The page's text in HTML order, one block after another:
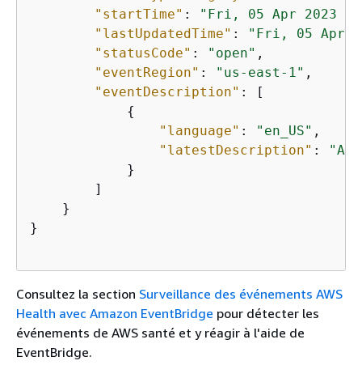
"startTime" :
"Fri, 05 Apr 2023
"lastUpdatedTime" :
"Fri, 05 Apr
"statusCode" : "open" ,
"eventRegion" : "us-east-1" ,
"eventDescription" : [
{
"language" : "en_US" ,
"latestDescription" :
"A
            }
        ]
    }
}
Consultez la section Surveillance des événements AWS
Health avec Amazon EventBridge pour détecter les
événements de AWS santé et y réagir à l'aide de
EventBridge.